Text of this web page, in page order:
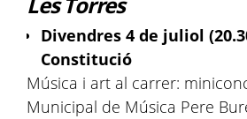
Divendres 4 de juliol
Constitució
Música i art al carrer:
Municipal de Música Pere